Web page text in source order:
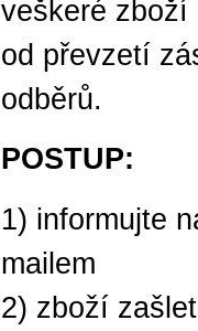
veškeré zboží
od převzetí
odběrů.
POSTUP:
1) informujte
mailem
2) zboží